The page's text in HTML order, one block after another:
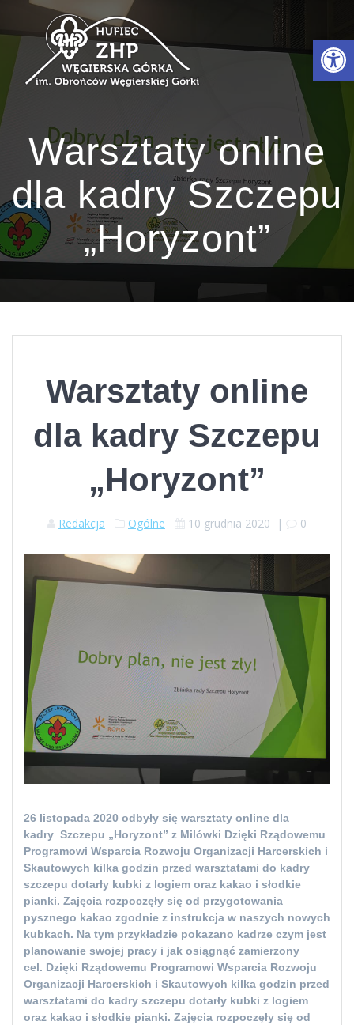
Warsztaty online
dla kadry Szczepu
„Horyzont”
Warsztaty online
dla kadry Szczepu
„Horyzont”
Redakcja Ogólne 10 grudnia 2020 | 0
26 listopada 2020 odbyły się warsztaty online dla
kadry Szczepu „Horyzont” z Milówki Dzięki Rządowemu
Programowi Wsparcia Rozwoju Organizacji Harcerskich i
Skautowych kilka godzin przed warsztatami do kadry
szczepu dotarły kubki z logiem oraz kakao i słodkie
pianki. Zajęcia rozpoczęły się od przygotowania
pysznego kakao zgodnie z instrukcja w naszych nowych
kubkach. Na tym przykładzie pokazano kadrze czym jest
planowanie swojej pracy i jak osiągnąć zamierzony
cel. Dzięki Rządowemu Programowi Wsparcia Rozwoju
Organizacji Harcerskich i Skautowych kilka godzin przed
warsztatami do kadry szczepu dotarły kubki z logiem
oraz kakao i słodkie pianki. Zajęcia rozpoczęły się od